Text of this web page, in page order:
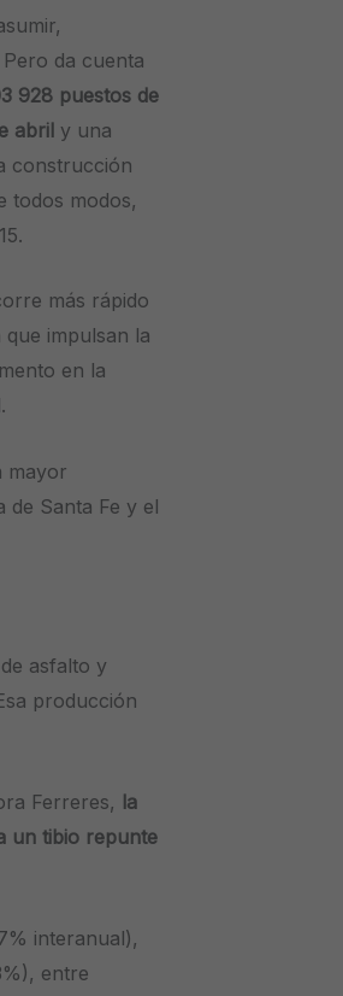
da cuenta
928 puestos de
abril y una
construcción
todos modos,
más rápido
impulsan la
en la
mayor
de Santa Fe y el
asfalto y
producción
Ferreres, la
un tibio repunte
interanual),
entre